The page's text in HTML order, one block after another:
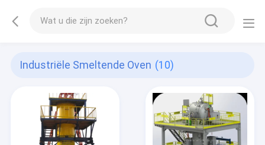
Industriële Smeltende Oven (10)